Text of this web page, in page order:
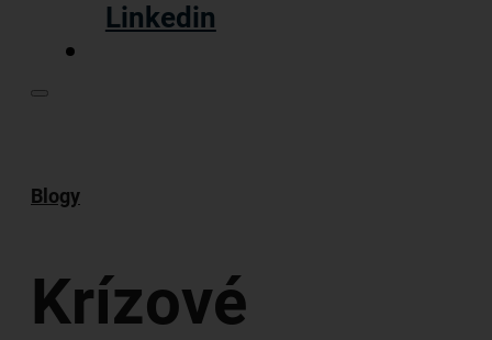
Linkedin
Blogy
Krízové